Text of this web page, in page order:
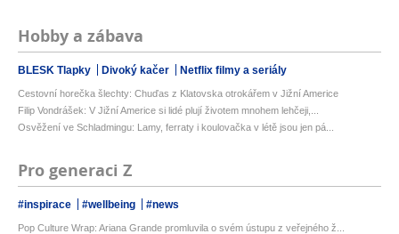
Hobby a zábava
BLESK Tlapky Divoký kačer Netflix filmy a seriály
Cestovní horečka šlechty: Chuďas z Klatovska otrokářem v Jižní Americe
Filip Vondrášek: V Jižní Americe si lidé plují životem mnohem lehčeji,...
Osvěžení ve Schladmingu: Lamy, ferraty i koulovačka v létě jsou jen pá...
Pro generaci Z
#inspirace #wellbeing #news
Pop Culture Wrap: Ariana Grande promluvila o svém ústupu z veřejného ž...